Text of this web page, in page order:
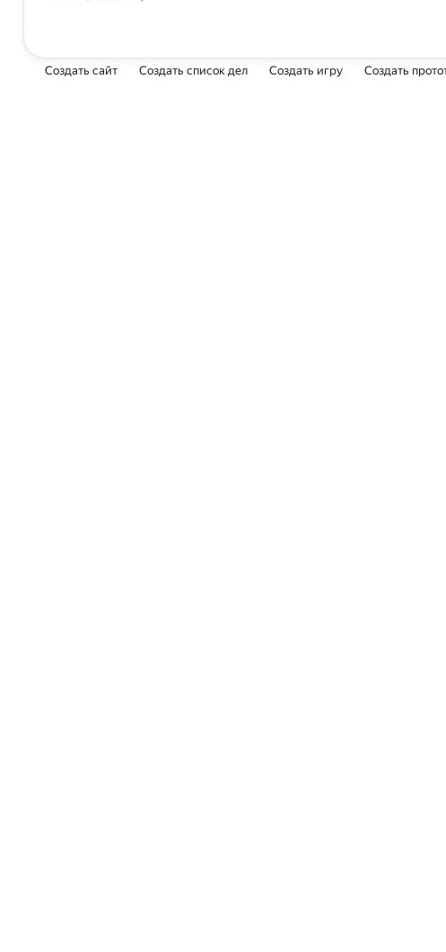
Создать сайт Создать список дел Создать игру Создать